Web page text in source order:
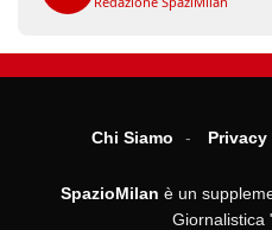
Chi Siamo
SpazioMilan è un
Giornalistica